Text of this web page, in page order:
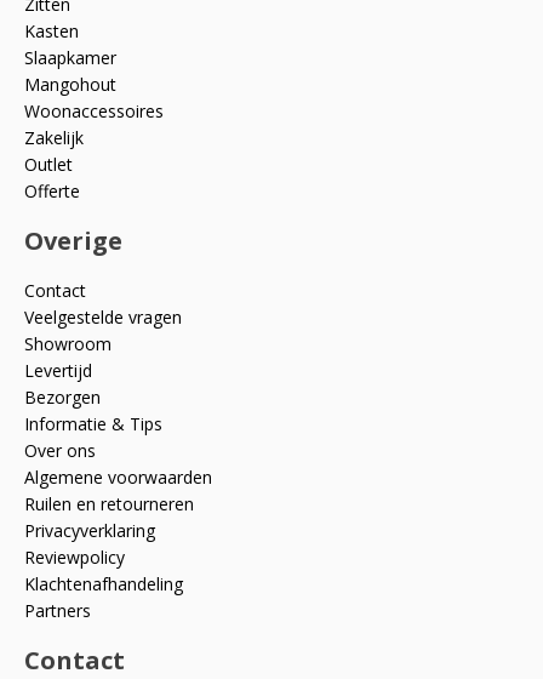
Kasten
Slaapkamer
Mangohout
Woonaccessoires
Zakelijk
Outlet
Offerte
Overige
Contact
Veelgestelde vragen
Showroom
Levertijd
Bezorgen
Informatie & Tips
Over ons
Algemene voorwaarden
Ruilen en retourneren
Privacyverklaring
Reviewpolicy
Klachtenafhandeling
Partners
Contact